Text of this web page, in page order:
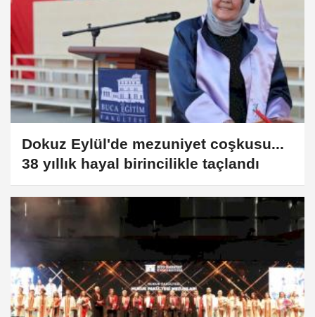
Dokuz Eylül'de mezuniyet coşkusu...
38 yıllık hayal birincilikle taçlandı